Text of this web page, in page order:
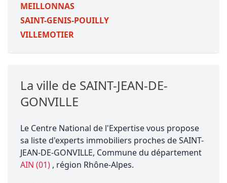
MEILLONNAS
SAINT-GENIS-POUILLY
VILLEMOTIER
La ville de SAINT-JEAN-DE-
GONVILLE
Le Centre National de l'Expertise vous propose
sa liste d'experts immobiliers proches de SAINT-
JEAN-DE-GONVILLE, Commune du département
AIN (01) , région Rhône-Alpes.